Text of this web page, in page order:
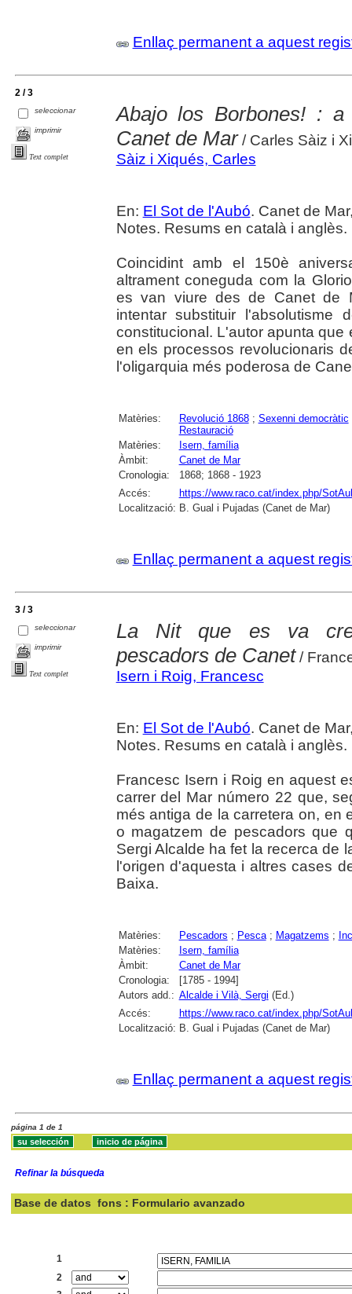
Enllaç permanent a aquest
2 / 3
seleccionar
imprimir
Text complet
­Abajo los Borbones! :
Canet de Mar/ Carles Sàiz i
Sàiz i Xiqués, Carles
En: El Sot de l'Aubó. Canet de
Notes. Resums en català i anglès.
Coincidint amb el 150è
altrament coneguda com la
es van viure des de Canet de
intentar substituir l'absolutisme
constitucional. L'autor apunta
en els processos revolucionaris
l'oligarquia més poderosa de
Matèries: Revolució 1868; Sexenni democràtic
Restauració
Matèries:
Isern, família
Àmbit:
Canet de Mar
Cronologia:
1868; 1868 - 1923
Accés:
https://www.raco.cat/index.php/
Localització: B. Gual i Pujadas (Canet de Mar)
Enllaç permanent a aquest
3 / 3
seleccionar
imprimir
Text complet
La Nit que es va
pescadors de Canet/
Isern i Roig, Francesc
En: El Sot de l'Aubó. Canet de
Notes. Resums en català i anglès.
Francesc Isern i Roig en aquest
carrer del Mar número 22 que,
més antiga de la carretera on, en
o magatzem de pescadors que
Sergi Alcalde ha fet la recerca de
l'origen d'aquesta i altres cases
Baixa.
Matèries: Pescadors ; Pesca; Magatzems ;
Matèries:
Isern, família
Àmbit:
Canet de Mar
Cronologia:
[1785 - 1994]
Autors add.: Alcalde i Vilà, Sergi (Ed.)
Accés:
https://www.raco.cat/index.php/
Localització: B. Gual i Pujadas (Canet de Mar)
Enllaç permanent a aquest
página 1 de 1
Refinar la búsqueda
Base de datos fons : Formulario avanzado
1
2